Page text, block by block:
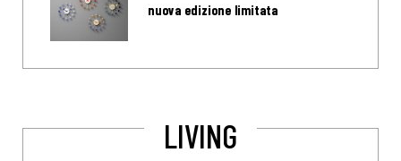
nuova edizione limitata
LIVING